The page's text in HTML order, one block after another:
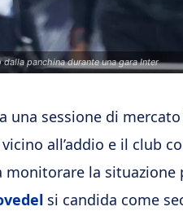
panchina durante una gara Inter
una sessione di
vicino all’addio e il club
monitorare la situazione
si candida come